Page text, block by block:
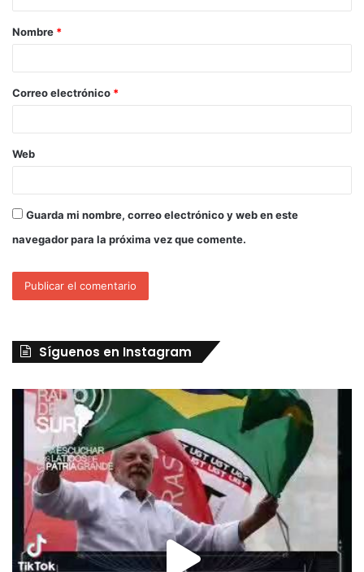
Nombre *
Correo electrónico *
Web
Guarda mi nombre, correo electrónico y web en este
navegador para la próxima vez que comente.
Síguenos en Instagram